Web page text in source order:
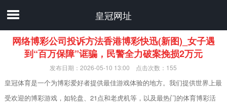
皇冠网址
网络博彩公司投诉方法香港博彩快迅(新图)_女子遇
到“百万保障”诓骗，民警全力破案挽损2万元
发布日期：2026-05-10 13:00 点击次数：155
皇冠体育是一个为博彩爱好者提供最佳游戏体验的地方。我们提供世界上最
受欢迎的博彩游戏，如轮盘、21点和老虎机等，以及最热门的体育博彩活